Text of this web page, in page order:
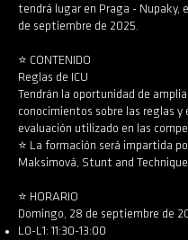
tendrá lugar en Praga - Nupaky,
de septiembre de 2025.
⭐️ CONTENIDO
Reglas de ICU
Tendrán la oportunidad de
conocimientos sobre las reglas y
evaluación utilizado en las
⭐️ La formación será impartida
Maksimová, Stunt and
⭐️ HORARIO
Domingo, 28 de septiembre de
L0-L1: 11:30-13:00